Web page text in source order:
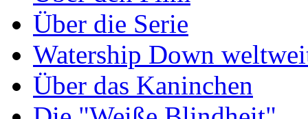
Über die Serie
Watership Down
Über das Kaninchen